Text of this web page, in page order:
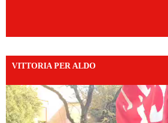
VITTORIA PER ALDO